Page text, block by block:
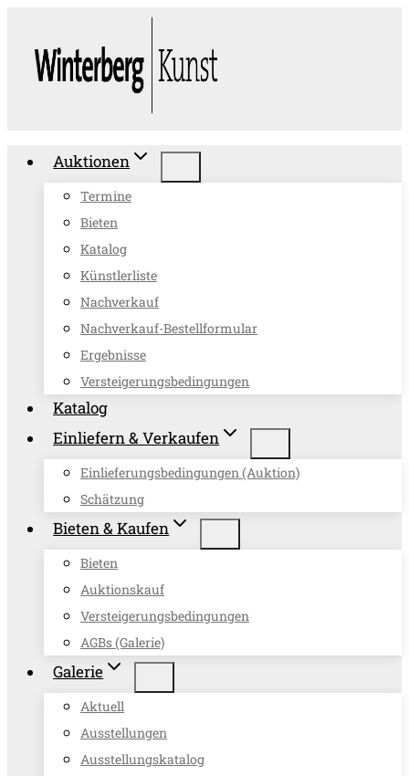
springen
Auktionen
Termine
Bieten
Katalog
Künstlerliste
Nachverkauf
Nachverkauf-Bestellformular
Ergebnisse
Versteigerungsbedingungen
Katalog
Einliefern & Verkaufen
Einlieferungsbedingungen (Auktion)
Schätzung
Bieten & Kaufen
Bieten
Auktionskauf
Versteigerungsbedingungen
AGBs (Galerie)
Galerie
Aktuell
Ausstellungen
Ausstellungskatalog